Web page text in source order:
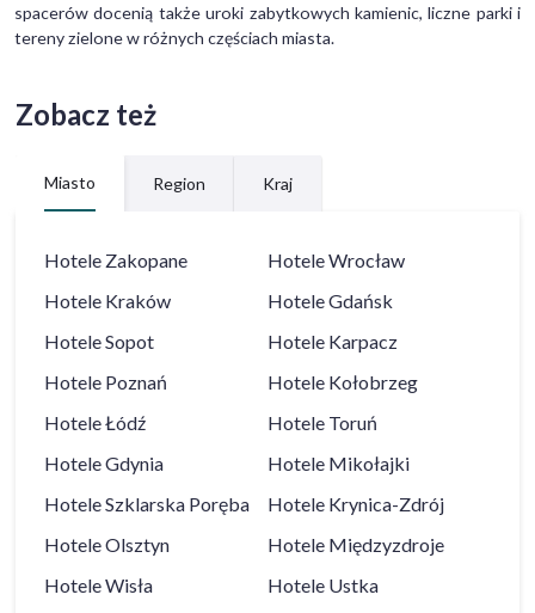
spacerów docenią także uroki zabytkowych kamienic, liczne parki i
tereny zielone w różnych częściach miasta.
Zobacz też
Miasto Region Kraj
Hotele Zakopane HoteleWrocław
Hotele Kraków HoteleGdańsk
HoteleSopot Hotele Karpacz
Hotele Poznań Hotele Kołobrzeg
HoteleŁódź Hotele Toruń
HoteleGdynia Hotele Mikołajki
HoteleSzklarska Poręba Hotele Krynica-Zdrój
HoteleOlsztyn Hotele Międzyzdroje
HoteleWisła Hotele Ustka